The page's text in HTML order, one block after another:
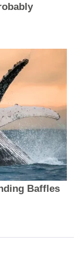
Baffles